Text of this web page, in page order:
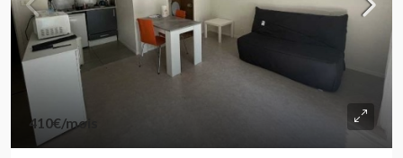
410€/mois